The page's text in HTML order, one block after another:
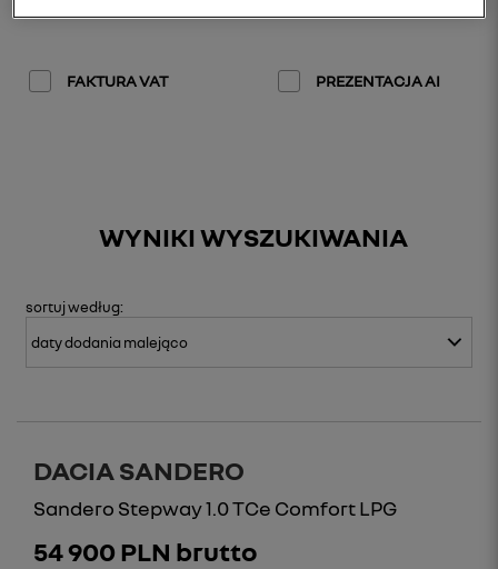
CERTYFIKAT
REFACTORY
FAKTURA VAT PREZENTACJA AI
WYNIKI WYSZUKIWANIA
sortujwedług:
DACIA SANDERO
Sandero Stepway 1.0 TCe Comfort LPG
54 900 PLN brutto